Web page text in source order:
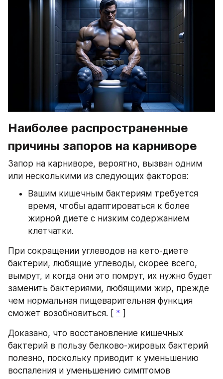
Наиболее распространенные
причины запоров на карниворе
Запор на карниворе, вероятно, вызван одним
или несколькими из следующих факторов:
Вашим кишечным бактериям требуется
время, чтобы адаптироваться к более
жирной диете с низким содержанием
клетчатки.
При сокращении углеводов на кето-диете
бактерии, любящие углеводы, скорее всего,
вымрут, и когда они это помрут, их нужно будет
заменить бактериями, любящими жир, прежде
чем нормальная пищеварительная функция
сможет возобновиться. [ * ]
Доказано, что восстановление кишечных
бактерий в пользу белково-жировых бактерий
полезно, поскольку приводит к уменьшению
воспаления и уменьшению симптомов